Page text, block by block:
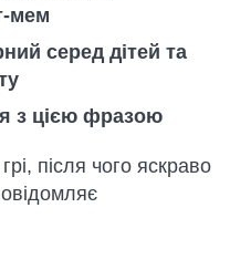
мем
серед дітей та
з цією фразою
після чого яскраво